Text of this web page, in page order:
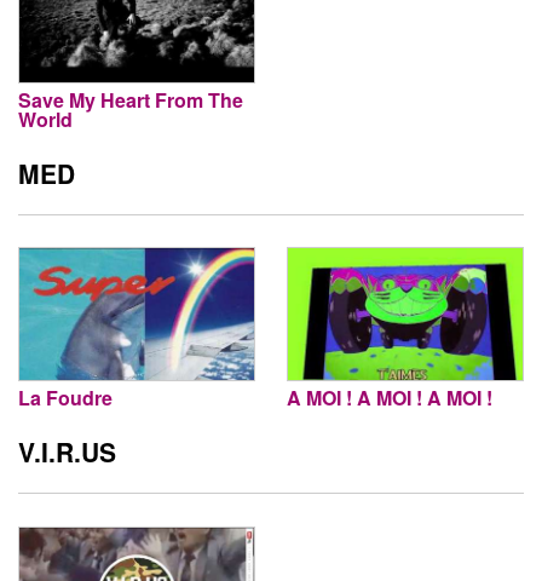
Save My Heart From The
World
MED
La Foudre A MOI ! A MOI ! A MOI !
V.I.R.US